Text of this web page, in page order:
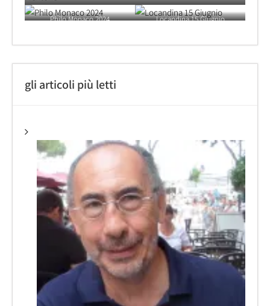
Philo Monaco 2024 Locandina 15 Giugnio
gli articoli più letti